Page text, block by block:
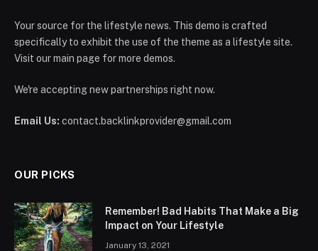
Your source for the lifestyle news. This demo is crafted
specifically to exhibit the use of the theme as a lifestyle site.
Visit our main page for more demos.
We're accepting new partnerships right now.
Email Us: contact.backlinkprovider@gmail.com
OUR PICKS
Remember! Bad Habits That Make a Big
Impact on Your Lifestyle
January 13, 2021